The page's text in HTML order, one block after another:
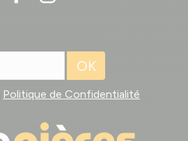
OK
Politique de Confidentialité